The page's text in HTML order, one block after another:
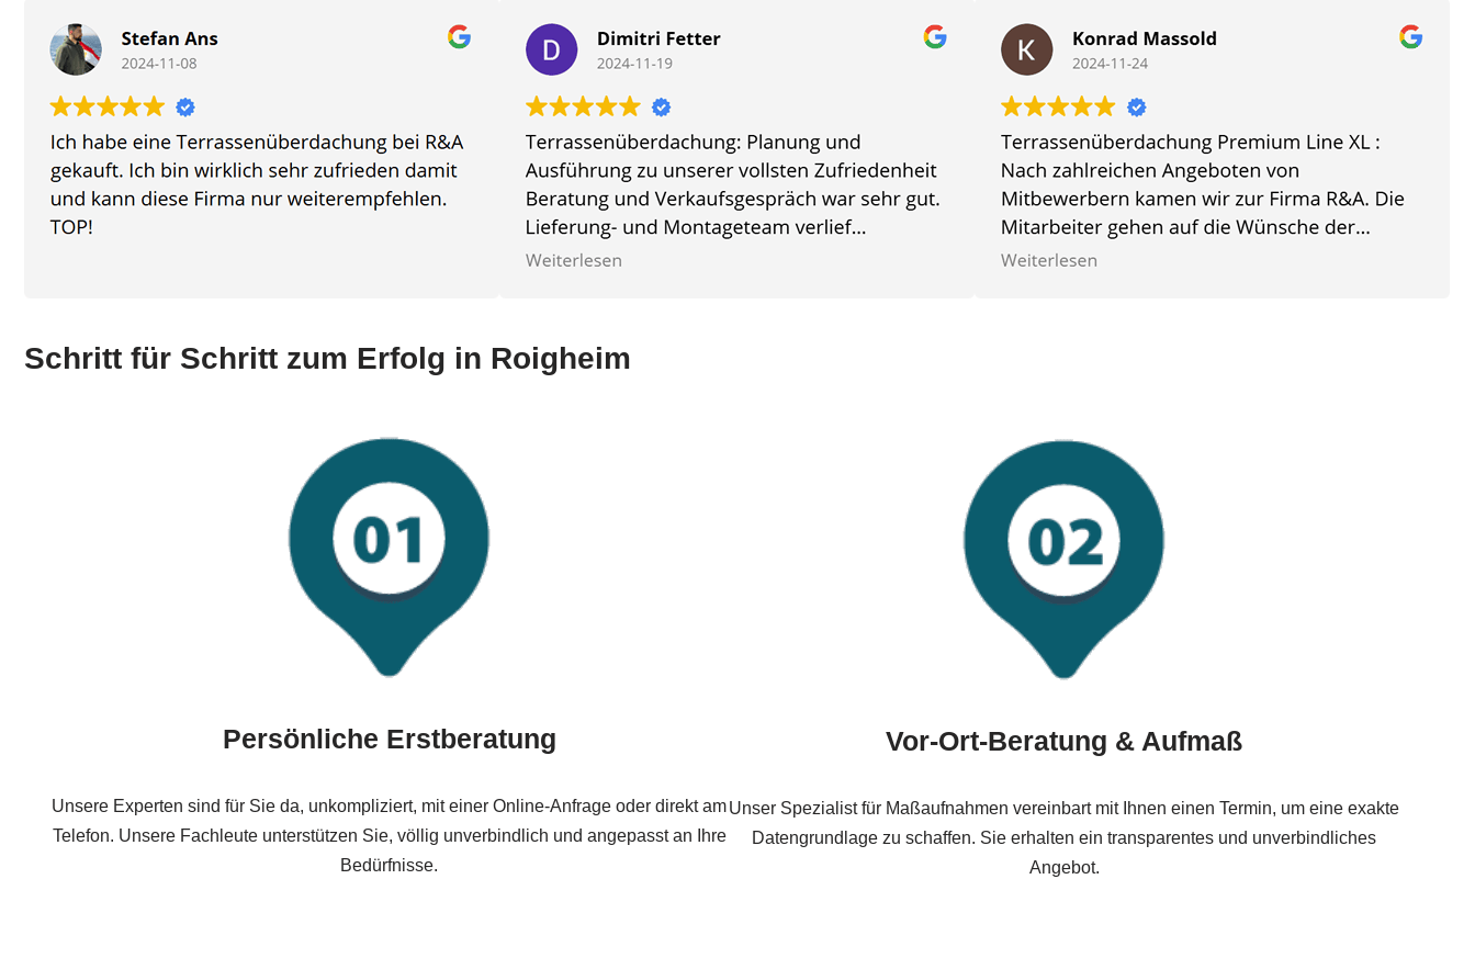
Schritt für Schritt zum Erfolg in Roigheim
Persönliche Erstberatung
Unsere Experten sind für Sie da, unkompliziert, mit einer Online-Anfrage oder direkt am
Telefon. Unsere Fachleute unterstützen Sie, völlig unverbindlich und angepasst an Ihre
Bedürfnisse.
Vor-Ort-Beratung & Aufmaß
Unser Spezialist für Maßaufnahmen vereinbart mit Ihnen einen Termin, um eine exakte
Datengrundlage zu schaffen. Sie erhalten ein transparentes und unverbindliches
Angebot.